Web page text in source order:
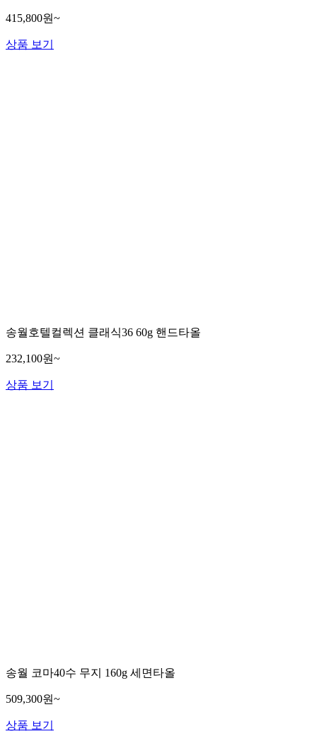
415,800원~
상품 보기
송월호텔컬렉션 클래식36 60g 핸드타올
232,100원~
상품 보기
송월 코마40수 무지 160g 세면타올
509,300원~
상품 보기